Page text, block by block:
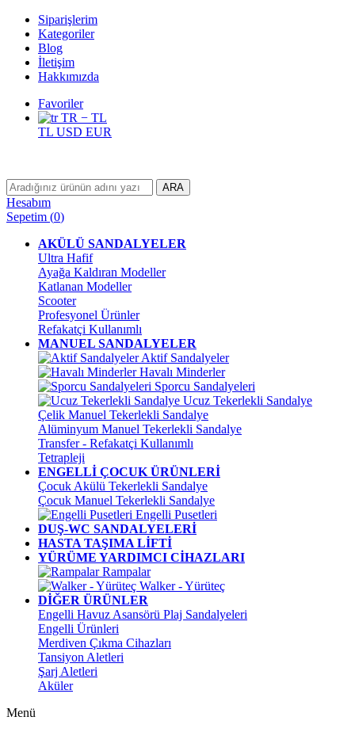
Siparişlerim
Kategoriler
Blog
İletişim
Hakkımızda
Favoriler
TR − TL
TL USD EUR
ARA
Hesabım
Sepetim (0)
AKÜLÜ SANDALYELER
Ultra Hafif
Ayağa Kaldıran Modeller
Katlanan Modeller
Scooter
Profesyonel Ürünler
Refakatçi Kullanımlı
MANUEL SANDALYELER
Aktif Sandalyeler
Havalı Minderler
Sporcu Sandalyeleri
Ucuz Tekerlekli Sandalye
Çelik Manuel Tekerlekli Sandalye
Alüminyum Manuel Tekerlekli Sandalye
Transfer - Refakatçi Kullanımlı
Tetrapleji
ENGELLİ ÇOCUK ÜRÜNLERİ
Çocuk Akülü Tekerlekli Sandalye
Çocuk Manuel Tekerlekli Sandalye
Engelli Pusetleri
DUŞ-WC SANDALYELERİ
HASTA TAŞIMA LİFTİ
YÜRÜME YARDIMCI CİHAZLARI
Rampalar
Walker - Yürüteç
DİĞER ÜRÜNLER
Engelli Havuz Asansörü Plaj Sandalyeleri
Engelli Ürünleri
Merdiven Çıkma Cihazları
Tansiyon Aletleri
Şarj Aletleri
Aküler
Menü